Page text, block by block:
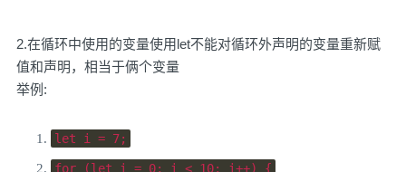
2.在循环中使用的变量使用let不能对循环外声明的变量重新赋
值和声明，相当于俩个变量
举例:
let i = 7;
for (let i = 0; i < 10; i++) {